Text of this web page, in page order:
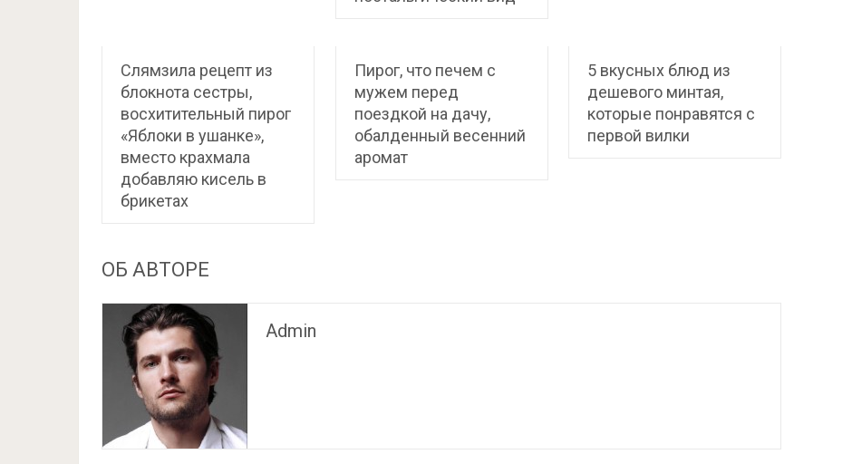
Слямзила рецепт из
блокнота сестры,
восхитительный пирог
«Яблоки в ушанке»,
вместо крахмала
добавляю кисель в
брикетах
Пирог, что печем с
мужем перед
поездкой на дачу,
обалденный весенний
аромат
5 вкусных блюд из
дешевого минтая,
которые понравятся с
первой вилки
ОБ АВТОРЕ
Admin